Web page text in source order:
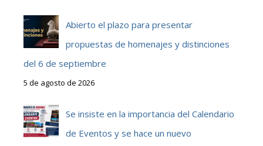
Abierto el plazo para presentar
propuestas de homenajes y distinciones
del 6 de septiembre
5 de agosto de 2026
Se insiste en la importancia del Calendario
de Eventos y se hace un nuevo